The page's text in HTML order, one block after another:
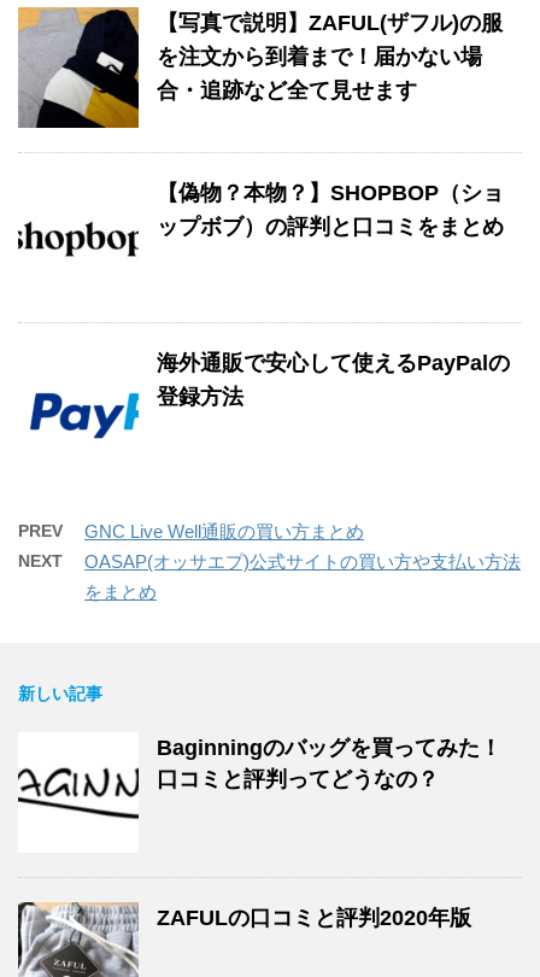
【写真で説明】ZAFUL(ザフル)の服
を注文から到着まで！届かない場
合・追跡など全て見せます
【偽物？本物？】SHOPBOP（ショ
ップボブ）の評判と口コミをまとめ
海外通販で安心して使えるPayPalの
登録方法
PREV GNC Live Well通販の買い方まとめ
NEXT
OASAP(オッサエプ)公式サイトの買い方や支払い方法
をまとめ
新しい記事
Baginningのバッグを買ってみた！
口コミと評判ってどうなの？
ZAFULの口コミと評判2020年版